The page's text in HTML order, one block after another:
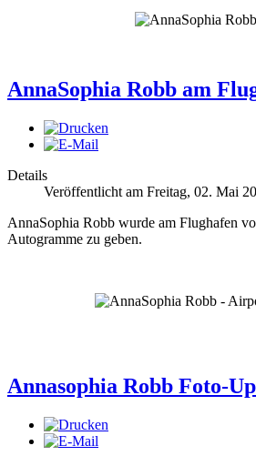
AnnaSophia Robb am
Details
Veröffentlicht am Freitag, 02. Mai
AnnaSophia Robb wurde am Flughafen
Autogramme zu geben.
Annasophia Robb Foto-